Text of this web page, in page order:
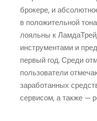
брокере, и
в положительной
лояльны к
инструментами и
первый год. Среди
пользователи
заработанных
сервисом, а также —